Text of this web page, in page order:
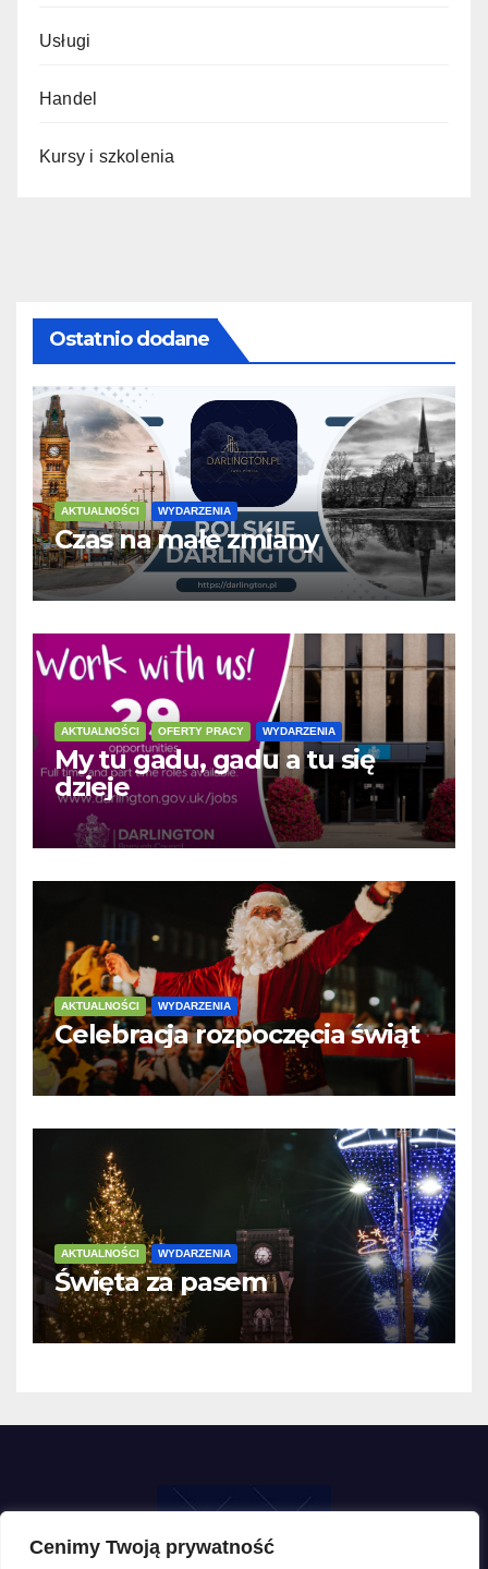
Cenimy Twoją prywatność
Usługi
Handel
Kursy i szkolenia
Ostatnio dodane
AKTUALNOŚCI WYDARZENIA
Czas na małe zmiany
AKTUALNOŚCI OFERTY PRACY WYDARZENIA
My tu gadu, gadu a tu się
dzieje
AKTUALNOŚCI WYDARZENIA
Celebracja rozpoczęcia świąt
AKTUALNOŚCI WYDARZENIA
Święta za pasem